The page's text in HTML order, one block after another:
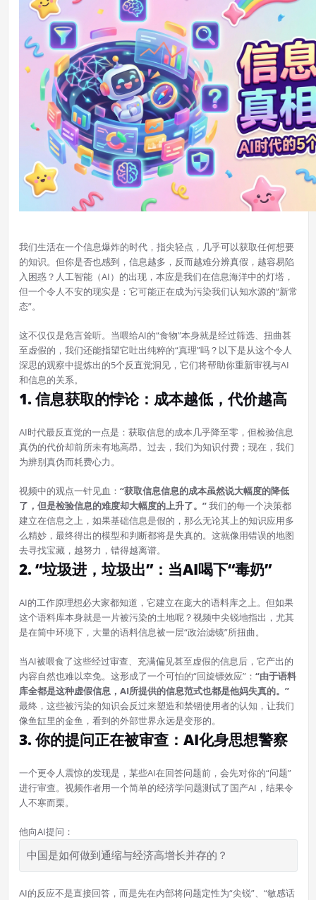
我们生活在一个信息爆炸的时代，指尖轻点，几乎可以获取任何想要
的知识。但你是否也感到，信息越多，反而越难分辨真假，越容易陷
入困惑？人工智能（AI）的出现，本应是我们在信息海洋中的灯塔，
但一个令人不安的现实是：它可能正在成为污染我们认知水源的“新常
态”。
这不仅仅是危言耸听。当喂给AI的“食物”本身就是经过筛选、扭曲甚
至虚假的，我们还能指望它吐出纯粹的“真理”吗？以下是从这个令人
深思的观察中提炼出的5个反直觉洞见，它们将帮助你重新审视与AI
和信息的关系。
1. 信息获取的悖论：成本越低，代价越高
AI时代最反直觉的一点是：获取信息的成本几乎降至零，但检验信息
真伪的代价却前所未有地高昂。过去，我们为知识付费；现在，我们
为辨别真伪而耗费心力。
视频中的观点一针见血： “获取信息信息的成本虽然说大幅度的降低
了，但是检验信息的难度却大幅度的上升了。”我们的每一个决策都
建立在信息之上，如果基础信息是假的，那么无论其上的知识应用多
么精妙，最终得出的模型和判断都将是失真的。这就像用错误的地图
去寻找宝藏，越努力，错得越离谱。
2. “垃圾进，垃圾出”：当AI喝下“毒奶”
AI的工作原理想必大家都知道，它建立在庞大的语料库之上。但如果
这个语料库本身就是一片被污染的土地呢？视频中尖锐地指出，尤其
是在简中环境下，大量的语料信息被一层“政治滤镜”所扭曲。
当AI被喂食了这些经过审查、充满偏见甚至虚假的信息后，它产出的
内容自然也难以幸免。这形成了一个可怕的“回旋镖效应”： “由于语料
库全都是这种虚假信息，AI所提供的信息范式也都是他妈失真的。”
最终，这些被污染的知识会反过来塑造和禁锢使用者的认知，让我们
像鱼缸里的金鱼，看到的外部世界永远是变形的。
3. 你的提问正在被审查：AI化身思想警察
一个更令人震惊的发现是，某些AI在回答问题前，会先对你的“问题”
进行审查。视频作者用一个简单的经济学问题测试了国产AI，结果令
人不寒而栗。
他向AI提问：
中国是如何做到通缩与经济高增长并存的？
AI的反应不是直接回答，而是先在内部将问题定性为“尖锐”、“敏感话